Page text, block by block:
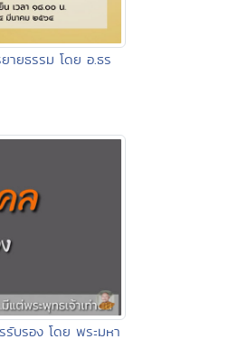
ายธรรม โดย อ.ธร
บรอง โดย พระมหา